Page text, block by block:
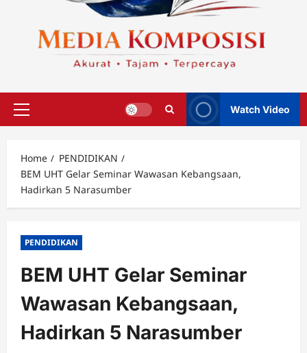
Primary
Watch Video
Home
PENDIDIKAN
BEM UHT Gelar Seminar Wawasan Kebangsaan,
Hadirkan 5 Narasumber
PENDIDIKAN
BEM UHT Gelar Seminar
Wawasan Kebangsaan,
Hadirkan 5 Narasumber